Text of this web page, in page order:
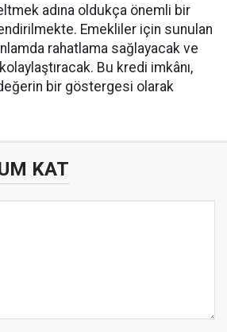
adına oldukça önemli bir
Emekliler için sunulan
rahatlama sağlayacak ve
Bu kredi imkânı,
bir göstergesi olarak
KAT